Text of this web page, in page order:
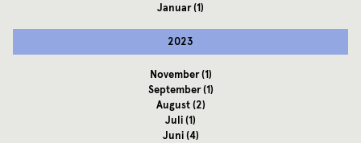
Januar(1)
2023
November(1)
September(1)
August(2)
Juli(1)
Juni(4)